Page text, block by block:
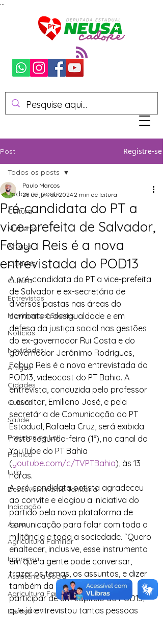
Post Registre-se
Todos os posts
Cultura
Mulheres
Artigos
Cidades
Cultura
Entrevistas
Movimentos Sociais
Notícias
Novidades
Artigos
Cidades
Cultura
Saúde
Projetos de Lei
Política
Lula
Desenvolvimento Territorial
Indicação
Água
Agricultura Familiar
Imprensa
Assistência Social
Agricultura Familiar
Defesa Civil
Todos os posts
Pré-candidata do PT a
vice-prefeita de Salvador,
Fabya Reis é a nova
entrevistada do POD13
Paulo Marcos
28 de jun. de 2024 2 min de leitura
A pré-candidata do PT a vice-prefeita
de Salvador e ex-secretária de
diversas pastas nas áreas do
combate à desigualdade e em
defesa da justiça social nas gestões
do ex-governador Rui Costa e do
governador Jerônimo Rodrigues,
Fabya Reis é a nova entrevistada do
POD13, videocast do PT Bahia. A
entrevista, conduzida pelo professor
e escritor, Emiliano José, e pela
secretária de Comunicação do PT
Estadual, Rafaela Cruz, será exibida
nesta segunda-feira (1°), no canal do
YouTube do PT Bahia
(youtube.com/c/TVPTBahia), às 13
horas.
A pré-candidata petista agradeceu
ao convite e elogiou a iniciativa do
partido pela nova plataforma de
comunicação para falar com toda a
militância e toda a sociedade. “Quero
enaltecer, inclusive, esse instrumento
em que a gente pode conversar,
trazer os temas, os assuntos, e dizer
também da minha honra em
participar de um capítulo do POD13,
que já entrevistou tantas pessoas